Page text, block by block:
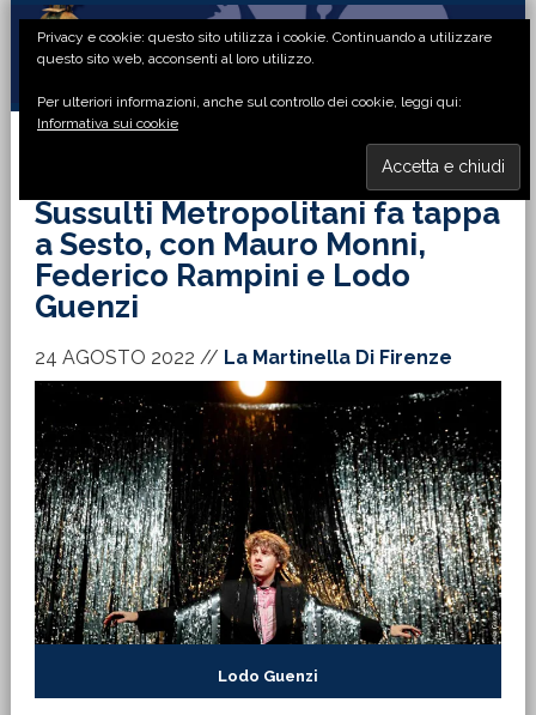
Passa
primaria
Passa
principale
Passa
laterale
Passa
di
Sussulti Metropolitani fa tappa
a Sesto, con Mauro Monni,
Federico Rampini e Lodo
Guenzi
24 AGOSTO 2022 // La Martinella Di Firenze
Lodo Guenzi
Privacy e cookie: questo sito utilizza i cookie. Continuando a utilizzare
questo sito web, acconsenti al loro utilizzo.
Per ulteriori informazioni, anche sul controllo dei cookie, leggi qui:
Informativa sui cookie